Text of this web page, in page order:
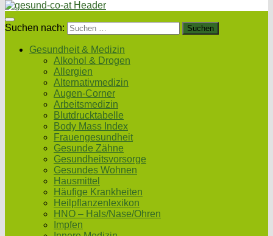
Suchen nach:
Gesundheit & Medizin
Alkohol & Drogen
Allergien
Alternativmedizin
Augen-Corner
Arbeitsmedizin
Blutdrucktabelle
Body Mass Index
Frauengesundheit
Gesunde Zähne
Gesundheitsvorsorge
Gesundes Wohnen
Hausmittel
Häufige Krankheiten
Heilpflanzenlexikon
HNO – Hals/Nase/Ohren
Impfen